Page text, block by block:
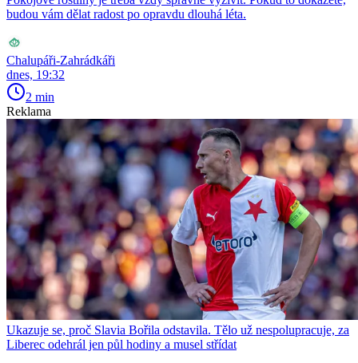
budou vám dělat radost po opravdu dlouhá léta.
Chalupáři-Zahrádkáři
dnes, 19:32
2 min
Reklama
Ukazuje se, proč Slavia Bořila odstavila. Tělo už nespolupracuje, za
Liberec odehrál jen půl hodiny a musel střídat